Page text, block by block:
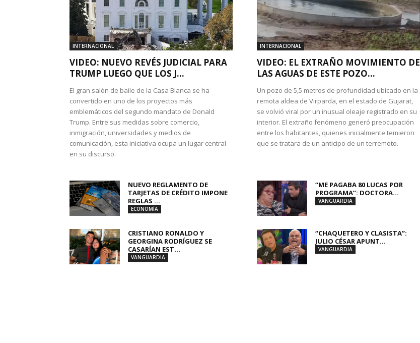
INTERNACIONAL
VIDEO: NUEVO REVÉS JUDICIAL PARA
TRUMP LUEGO QUE LOS J...
El gran salón de baile de la Casa Blanca se ha
convertido en uno de los proyectos más
emblemáticos del segundo mandato de Donald
Trump. Entre sus medidas sobre comercio,
inmigración, universidades y medios de
comunicación, esta iniciativa ocupa un lugar central
en su discurso.
INTERNACIONAL
VIDEO: EL EXTRAÑO MOVIMIENTO DE
LAS AGUAS DE ESTE POZO...
Un pozo de 5,5 metros de profundidad ubicado en la
remota aldea de Virparda, en el estado de Gujarat,
se volvió viral por un inusual oleaje registrado en su
interior. El extraño fenómeno generó preocupación
entre los habitantes, quienes inicialmente temieron
que se tratara de un anticipo de un terremoto.
NUEVO REGLAMENTO DE
TARJETAS DE CRÉDITO IMPONE
REGLAS ...
ECONOMÍA
“ME PAGABA 80 LUCAS POR
PROGRAMA”: DOCTORA...
VANGUARDIA
CRISTIANO RONALDO Y
GEORGINA RODRÍGUEZ SE
CASARÍAN EST...
VANGUARDIA
“CHAQUETERO Y CLASISTA”:
JULIO CÉSAR APUNT...
VANGUARDIA